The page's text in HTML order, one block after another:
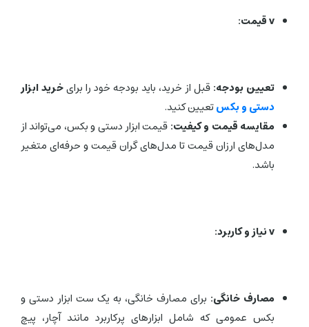
vقیمت:
تعیین بودجه: قبل از خرید، باید بودجه خود را برایخرید ابزار
دستی و بکستعیین کنید.
مقایسه قیمت و کیفیت: قیمت ابزار دستی و بکس، می‌تواند از
مدل‌های ارزان قیمت تا مدل‌های گران قیمت و حرفه‌ای متغیر
باشد.
vنیاز و کاربرد:
مصارف خانگی: برای مصارف خانگی، به یک ست ابزار دستی و
بکس عمومی که شامل ابزارهای پرکاربرد مانند آچار، پیچ